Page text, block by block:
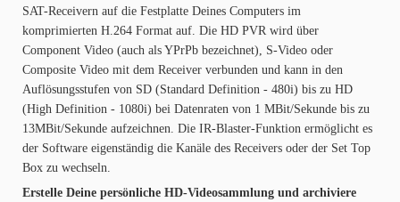
SAT-Receivern auf die Festplatte Deines Computers im
komprimierten H.264 Format auf. Die HD PVR wird über
Component Video (auch als YPrPb bezeichnet), S-Video oder
Composite Video mit dem Receiver verbunden und kann in den
Auflösungsstufen von SD (Standard Definition - 480i) bis zu HD
(High Definition - 1080i) bei Datenraten von 1 MBit/Sekunde bis zu
13MBit/Sekunde aufzeichnen. Die IR-Blaster-Funktion ermöglicht es
der Software eigenständig die Kanäle des Receivers oder der Set Top
Box zu wechseln.
Erstelle Deine persönliche HD-Videosammlung und archiviere